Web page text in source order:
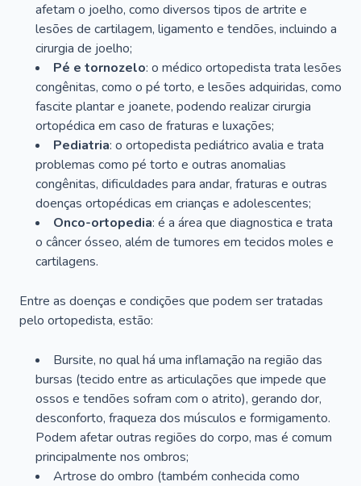
afetam o joelho, como diversos tipos de artrite e
lesões de cartilagem, ligamento e tendões, incluindo a
cirurgia de joelho;
Pé e tornozelo: o médico ortopedista trata lesões
congênitas, como o pé torto, e lesões adquiridas, como
fascite plantar e joanete, podendo realizar cirurgia
ortopédica em caso de fraturas e luxações;
Pediatria: o ortopedista pediátrico avalia e trata
problemas como pé torto e outras anomalias
congênitas, dificuldades para andar, fraturas e outras
doenças ortopédicas em crianças e adolescentes;
Onco-ortopedia: é a área que diagnostica e trata
o câncer ósseo, além de tumores em tecidos moles e
cartilagens.
Entre as doenças e condições que podem ser tratadas
pelo ortopedista, estão:
Bursite, no qual há uma inflamação na região das
bursas (tecido entre as articulações que impede que
ossos e tendões sofram com o atrito), gerando dor,
desconforto, fraqueza dos músculos e formigamento.
Podem afetar outras regiões do corpo, mas é comum
principalmente nos ombros;
Artrose do ombro (também conhecida como